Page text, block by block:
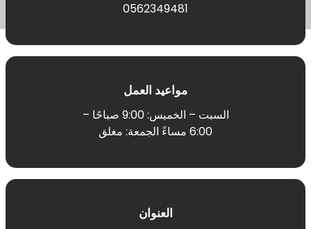
0562349481
مواعيد العمل
السبت – الخميس: 9:00 صباحًا –
6:00 مساءً الجمعة: مغلق
العنوان